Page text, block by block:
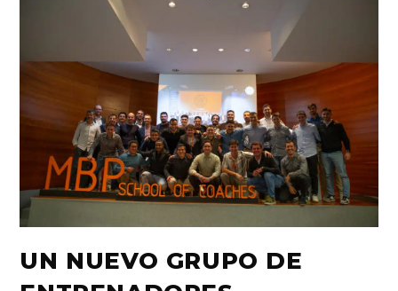
UN NUEVO GRUPO DE